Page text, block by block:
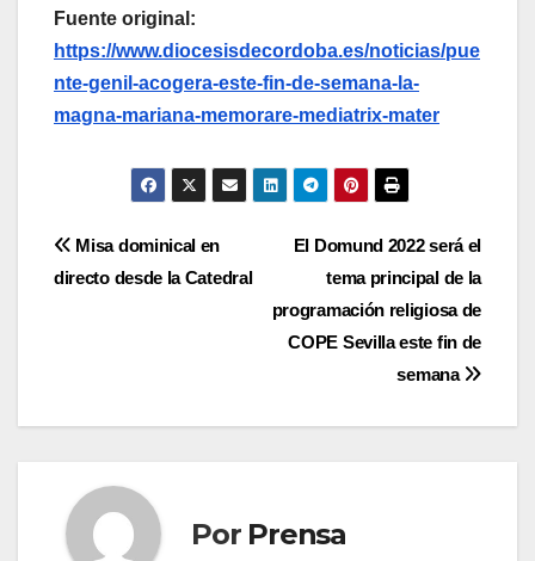
Fuente original:
https://www.diocesisdecordoba.es/noticias/pue
nte-genil-acogera-este-fin-de-semana-la-
magna-mariana-memorare-mediatrix-mater
Navegación
El Domund 2022 será el
tema principal de la
programación religiosa de
COPE Sevilla este fin de
semana
Misa dominical en
directo desde la Catedral
Por Prensa